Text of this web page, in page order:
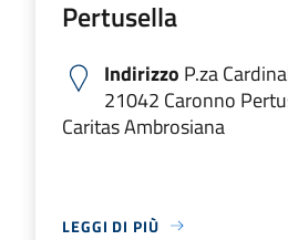
Pertusella
Indirizzo P.za
21042 Caronno
Caritas Ambrosiana
LEGGI DI PIÙ